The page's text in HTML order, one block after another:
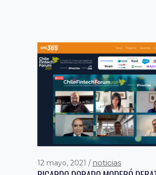
12 mayo, 2021 noticias